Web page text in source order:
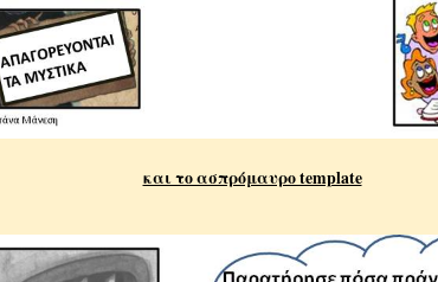
και το ασπρόμαυρο template